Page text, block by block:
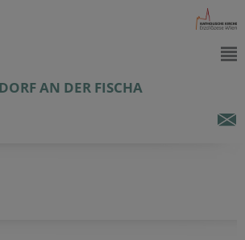
AN DER FISCHA